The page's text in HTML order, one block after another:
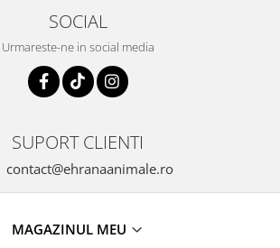
SOCIAL
Urmareste-ne in social media
SUPORT CLIENTI
contact@ehranaanimale.ro
MAGAZINUL MEU